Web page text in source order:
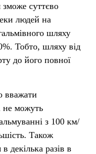
зможе суттєво
людей на
шляху
Тобто, шляху від
до його повної
вважати
не можуть
з 100 км/
Також
декілька разів в